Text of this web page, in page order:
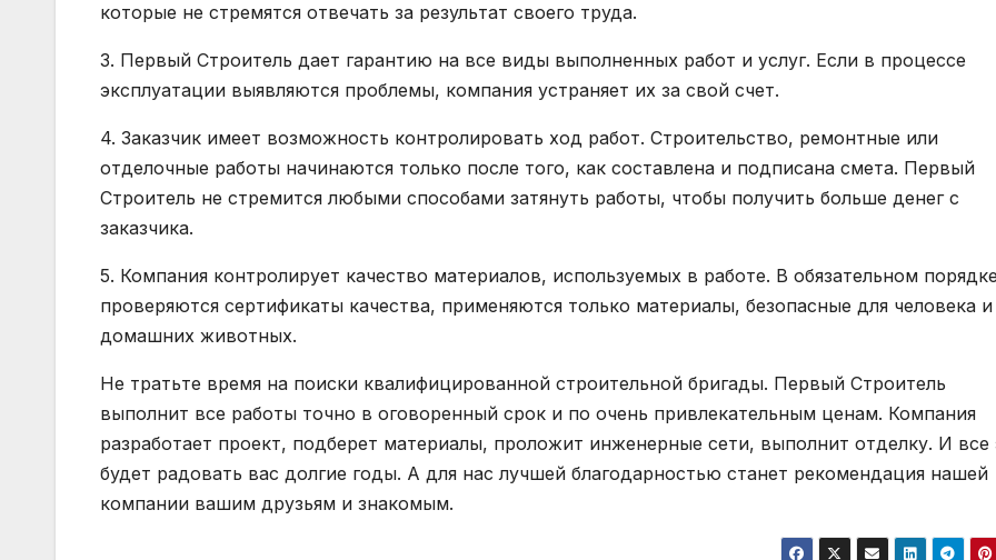
которые не стремятся отвечать за результат своего труда.
3. Первый Строитель дает гарантию на все виды выполненных работ и услуг. Если в процессе
эксплуатации выявляются проблемы, компания устраняет их за свой счет.
4. Заказчик имеет возможность контролировать ход работ. Строительство, ремонтные или
отделочные работы начинаются только после того, как составлена и подписана смета. Первый
Строитель не стремится любыми способами затянуть работы, чтобы получить больше денег с
заказчика.
5. Компания контролирует качество материалов, используемых в работе. В обязательном
проверяются сертификаты качества, применяются только материалы, безопасные для человека и
домашних животных.
Не тратьте время на поиски квалифицированной строительной бригады. Первый Строитель
выполнит все работы точно в оговоренный срок и по очень привлекательным ценам. Компания
разработает проект, подберет материалы, проложит инженерные сети, выполнит отделку. И все
будет радовать вас долгие годы. А для нас лучшей благодарностью станет рекомендация нашей
компании вашим друзьям и знакомым.